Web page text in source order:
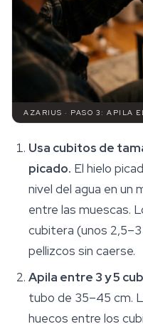
AZARIUS · PASO 3: APILA
Usa cubitos de
picado. El hielo
nivel del agua en un
entre las muescas.
cubitera (unos
pellizcos sin caerse.
Apila entre 3 y 5
tubo de 35–45 cm.
huecos entre los